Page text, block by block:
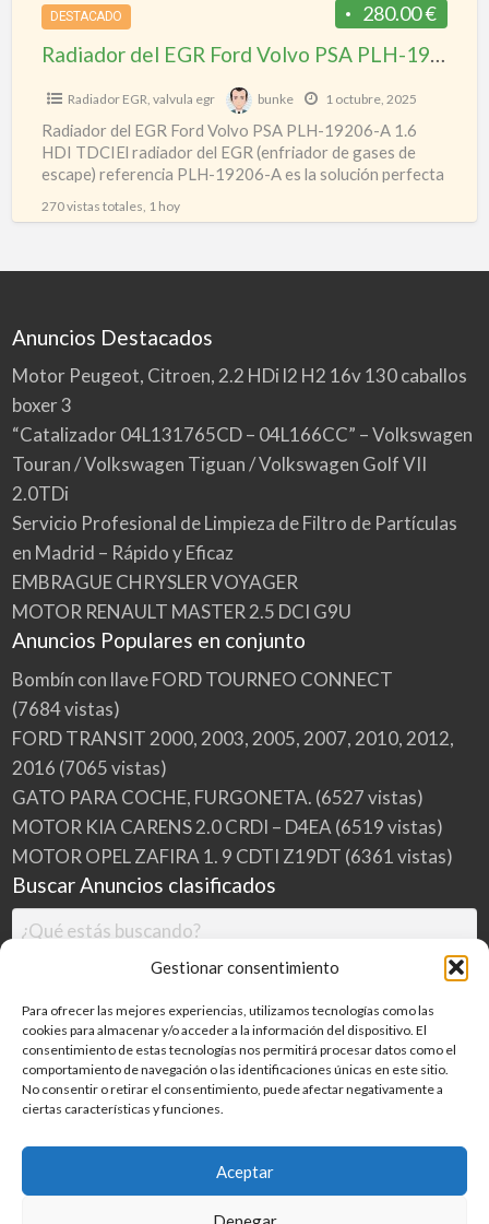
Gestionar consentimiento
Para ofrecer las mejores experiencias, utilizamos tecnologías como las
cookies para almacenar y/o acceder a la información del dispositivo. El
consentimiento de estas tecnologías nos permitirá procesar datos como el
comportamiento de navegación o las identificaciones únicas en este sitio.
No consentir o retirar el consentimiento, puede afectar negativamente a
ciertas características y funciones.
Aceptar
HDI
TDCI
DESTACADO 280.00 €
Radiador del EGR Ford Volvo PSA PLH-19206-A 1.6 HDI TDCI
Radiador EGR valvula egr bunke 1 octubre, 2025
Radiador del EGR Ford Volvo PSA PLH-19206-A 1.6
HDI TDCIEl radiador del EGR (enfriador de gases de
escape) referencia PLH-19206-A es la solución perfecta
270 vistas totales, 1 hoy
Anuncios Destacados
Motor Peugeot, Citroen, 2.2 HDi l2 H2 16v 130 caballos
boxer 3
“Catalizador 04L131765CD – 04L166CC” – Volkswagen
Touran / Volkswagen Tiguan / Volkswagen Golf VII
2.0TDi
Servicio Profesional de Limpieza de Filtro de Partículas
en Madrid – Rápido y Eficaz
EMBRAGUE CHRYSLER VOYAGER
MOTOR RENAULT MASTER 2.5 DCI G9U
Anuncios Populares en conjunto
Bombín con llave FORD TOURNEO CONNECT
(7684 vistas)
FORD TRANSIT 2000, 2003, 2005, 2007, 2010, 2012,
2016 (7065 vistas)
GATO PARA COCHE, FURGONETA. (6527 vistas)
MOTOR KIA CARENS 2.0 CRDI – D4EA (6519 vistas)
MOTOR OPEL ZAFIRA 1. 9 CDTI Z19DT (6361 vistas)
Buscar Anuncios clasificados